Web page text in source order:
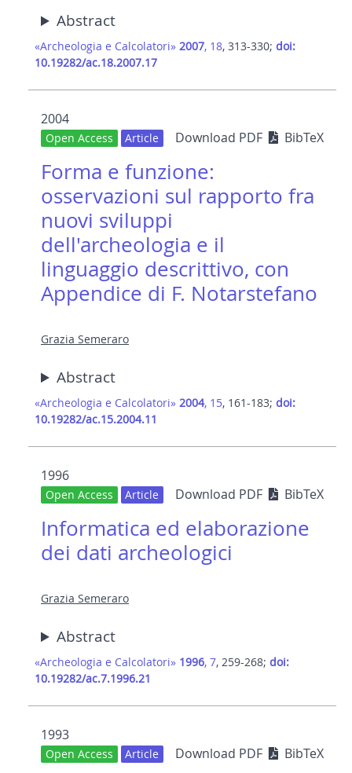
Abstract
«Archeologia e Calcolatori» 2007, 18, 313-330; doi:
10.19282/ac.18.2007.17
2004
Open Access Article Download PDF BibTeX
Forma e funzione:
osservazioni sul rapporto fra
nuovi sviluppi
dell'archeologia e il
linguaggio descrittivo, con
Appendice di F. Notarstefano
Grazia Semeraro
Abstract
«Archeologia e Calcolatori» 2004, 15, 161-183; doi:
10.19282/ac.15.2004.11
1996
Open Access Article Download PDF BibTeX
Informatica ed elaborazione
dei dati archeologici
Grazia Semeraro
Abstract
«Archeologia e Calcolatori» 1996, 7, 259-268; doi:
10.19282/ac.7.1996.21
1993
Open Access Article Download PDF BibTeX